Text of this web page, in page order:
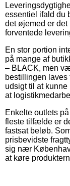
essentiel ifald du
det øjemed er det
forventede
En stor portion
på mange af
– BLACK, men
bestillingen laves
udsigt til at kunne
at
Enkelte outlets
fleste tilfælde er
fastsat beløb.
prisbevidste
sig nær
at køre